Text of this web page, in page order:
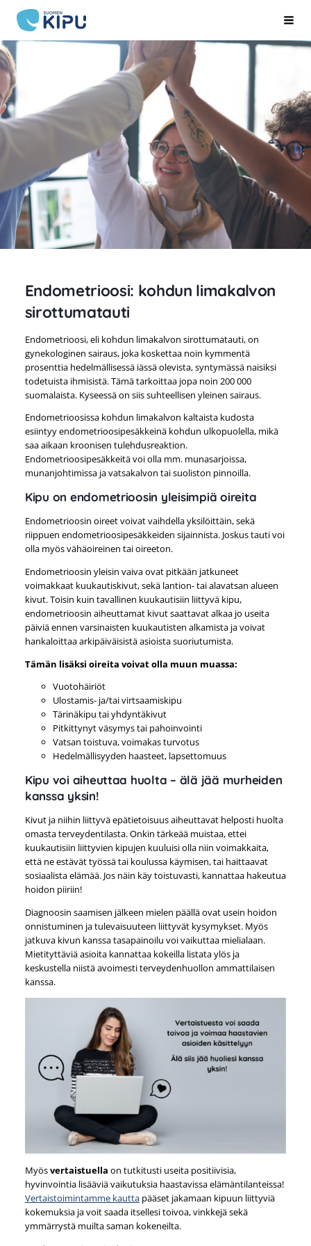
Siirry
sivun
sisältöön
Suomen Kipu ry
Endometrioosi: kohdun limakalvon
sirottumatauti
Endometrioosi, eli kohdun limakalvon sirottumatauti, on
gynekologinen sairaus, joka koskettaa noin kymmentä
prosenttia hedelmällisessä iässä olevista, syntymässä naisiksi
todetuista ihmisistä. Tämä tarkoittaa jopa noin 200 000
suomalaista. Kyseessä on siis suhteellisen yleinen sairaus.
Endometrioosissa kohdun limakalvon kaltaista kudosta
esiintyy endometrioosipesäkkeinä kohdun ulkopuolella, mikä
saa aikaan kroonisen tulehdusreaktion.
Endometrioosipesäkkeitä voi olla mm. munasarjoissa,
munanjohtimissa ja vatsakalvon tai suoliston pinnoilla.
Kipu on endometrioosin yleisimpiä oireita
Endometrioosin oireet voivat vaihdella yksilöittäin, sekä
riippuen endometrioosipesäkkeiden sijainnista. Joskus tauti voi
olla myös vähäoireinen tai oireeton.
Endometrioosin yleisin vaiva ovat pitkään jatkuneet
voimakkaat kuukautiskivut, sekä lantion- tai alavatsan alueen
kivut. Toisin kuin tavallinen kuukautisiin liittyvä kipu,
endometrioosin aiheuttamat kivut saattavat alkaa jo useita
päiviä ennen varsinaisten kuukautisten alkamista ja voivat
hankaloittaa arkipäiväisistä asioista suoriutumista.
Tämän lisäksi oireita voivat olla muun muassa:
Vuotohäiriöt
Ulostamis- ja/tai virtsaamiskipu
Tärinäkipu tai yhdyntäkivut
Pitkittynyt väsymys tai pahoinvointi
Vatsan toistuva, voimakas turvotus
Hedelmällisyyden haasteet, lapsettomuus
Kipu voi aiheuttaa huolta – älä jää murheiden
kanssa yksin!
Kivut ja niihin liittyvä epätietoisuus aiheuttavat helposti huolta
omasta terveydentilasta. Onkin tärkeää muistaa, ettei
kuukautisiin liittyvien kipujen kuuluisi olla niin voimakkaita,
että ne estävät työssä tai koulussa käymisen, tai haittaavat
sosiaalista elämää. Jos näin käy toistuvasti, kannattaa hakeutua
hoidon piiriin!
Diagnoosin saamisen jälkeen mielen päällä ovat usein hoidon
onnistuminen ja tulevaisuuteen liittyvät kysymykset. Myös
jatkuva kivun kanssa tasapainoilu voi vaikuttaa mielialaan.
Mietityttäviä asioita kannattaa kokeilla listata ylös ja
keskustella niistä avoimesti terveydenhuollon ammattilaisen
kanssa.
Myösvertaistuella on tutkitusti useita positiivisia,
hyvinvointia lisääviä vaikutuksia haastavissa elämäntilanteissa!
Vertaistoimintamme kauttapääset jakamaan kipuun liittyviä
kokemuksia ja voit saada itsellesi toivoa, vinkkejä sekä
ymmärrystä muilta saman kokeneilta.